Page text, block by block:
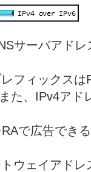
サーバアド
フィックス
た、IPv4アド
で広告でき
ウェイアド